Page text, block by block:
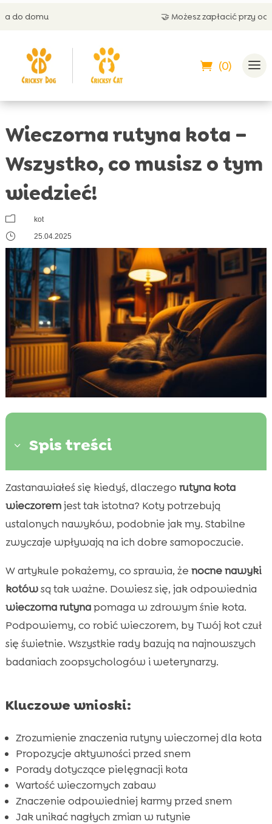
🤝 Możesz zapłacić przy odbiorze
(0)
Wieczorna rutyna kota –
Wszystko, co musisz o tym
wiedzieć!
m kot
} 25.04.2025
3 Spis treści
 Znaczenie wieczornej rutyny dla kota
 Jakie aktywności warto wprowadzić do
wieczornej rutyny?
 Pielęgnacja kota przed snem
Karma przed snem: CricksyCat dla zdrowego
kota
Dbając o higienę kota – kuweta Purrfect Life
 Cisza i spokojna atmosfera przed snem
Dlaczego warto unikać nagłych zmian w
rutynie?
 Tworzenie komfortowego miejsca do spania
 Jakie błędy popełniają właściciele kotów?
Produkty CricksyCat dla kotów z problemami
zdrowotnymi
Wniosek
 FAQ
Zastanawiałeś się kiedyś, dlaczego rutyna kota
wieczoremjest tak istotna? Koty potrzebują
ustalonych nawyków, podobnie jak my. Stabilne
zwyczaje wpływają na ich dobre samopoczucie.
W artykule pokażemy, co sprawia, że nocne nawyki
kotówsą tak ważne. Dowiesz się, jak odpowiednia
wieczorna rutynapomaga w zdrowym śnie kota.
Podpowiemy, co robić wieczorem, by Twój kot czuł
się świetnie. Wszystkie rady bazują na najnowszych
badaniach zoopsychologów i weterynarzy.
Kluczowe wnioski:
Zrozumienie znaczenia rutyny wieczornej dla kota
Propozycje aktywności przed snem
Porady dotyczące pielęgnacji kota
Wartość wieczornych zabaw
Znaczenie odpowiedniej karmy przed snem
Jak unikać nagłych zmian w rutynie